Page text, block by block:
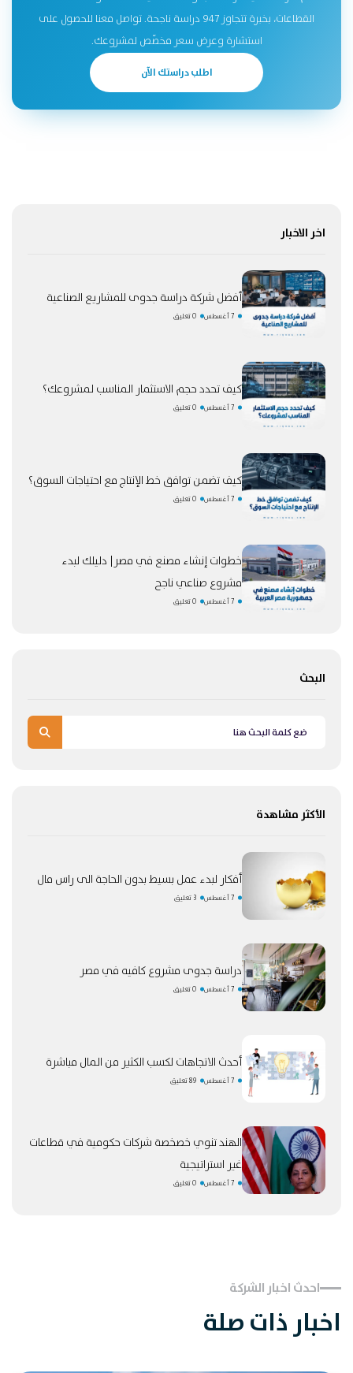
القطاعات، بخبرة تتجاوز 947 دراسة ناجحة. تواصل معنا للحصول على
استشارة وعرض سعر مخصّص لمشروعك.
اطلب دراستك الآن
اخر الاخبار
أفضل شركة دراسة جدوى للمشاريع الصناعية
7 أغسطس 0 تعليق
كيف تحدد حجم الاستثمار المناسب لمشروعك؟
7 أغسطس 0 تعليق
كيف تضمن توافق خط الإنتاج مع احتياجات السوق؟
7 أغسطس 0 تعليق
خطوات إنشاء مصنع في مصر| دليلك لبدء
مشروع صناعي ناجح
7 أغسطس 0 تعليق
البحث
الأكثر مشاهدة
أفكار لبدء عمل بسيط بدون الحاجة الى راس مال
7 أغسطس 3 تعليق
دراسة جدوى مشروع كافيه في مصر
7 أغسطس 0 تعليق
أحدث الاتجاهات لكسب الكثير من المال مباشرة
7 أغسطس 89 تعليق
الهند تنوي خصخصة شركات حكومية في قطاعات
غير استراتيجية
7 أغسطس 0 تعليق
احدث اخبار الشركة
اخبار ذات صلة